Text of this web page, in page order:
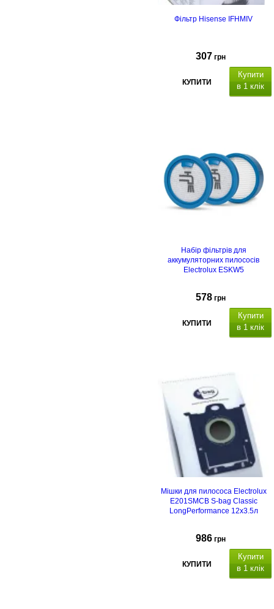
Фільтр Hisense IFHMIV
307 грн
КУПИТИ
Купити
в 1 клік
Набір фільтрів для
аккумуляторних пилососів
Electrolux ESKW5
578 грн
КУПИТИ
Купити
в 1 клік
Мішки для пилососа Electrolux
E201SMCB S-bag Classic
LongPerformance 12х3.5л
986 грн
КУПИТИ
Купити
в 1 клік